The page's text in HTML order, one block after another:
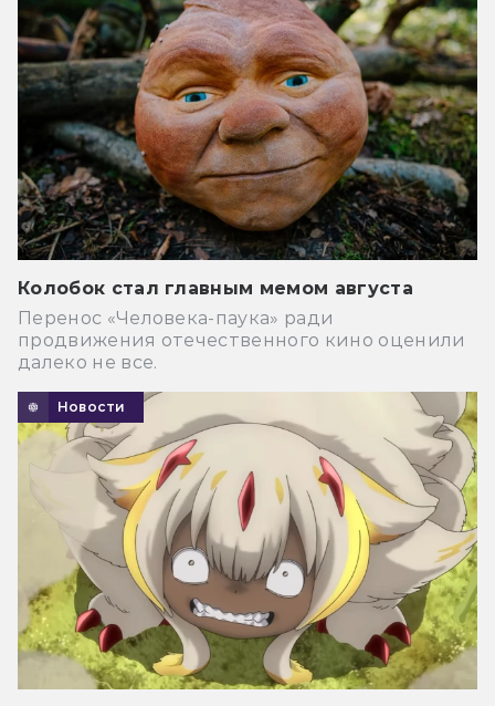
Колобок стал главным мемом августа
Перенос «Человека-паука» ради
продвижения отечественного кино оценили
далеко не все.
Новости